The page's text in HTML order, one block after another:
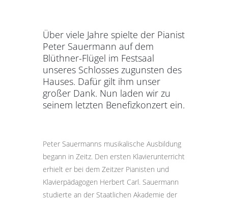
Über viele Jahre spielte der Pianist
Peter Sauermann auf dem
Blüthner-Flügel im Festsaal
unseres Schlosses zugunsten des
Hauses. Dafür gilt ihm unser
großer Dank. Nun laden wir zu
seinem letzten Benefizkonzert ein.
Peter Sauermanns musikalische Ausbildung
begann in Zeitz. Den ersten Klavierunterricht
erhielt er bei dem Zeitzer Pianisten und
Klavierpädagogen Herbert Carl. Sauermann
studierte an der Staatlichen Akademie der